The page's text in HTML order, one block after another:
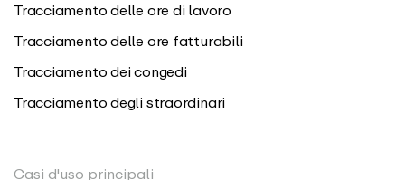
Tracciamento delle ore di lavoro
Tracciamento delle ore fatturabili
Tracciamento dei congedi
Tracciamento degli straordinari
Casi d'uso principali